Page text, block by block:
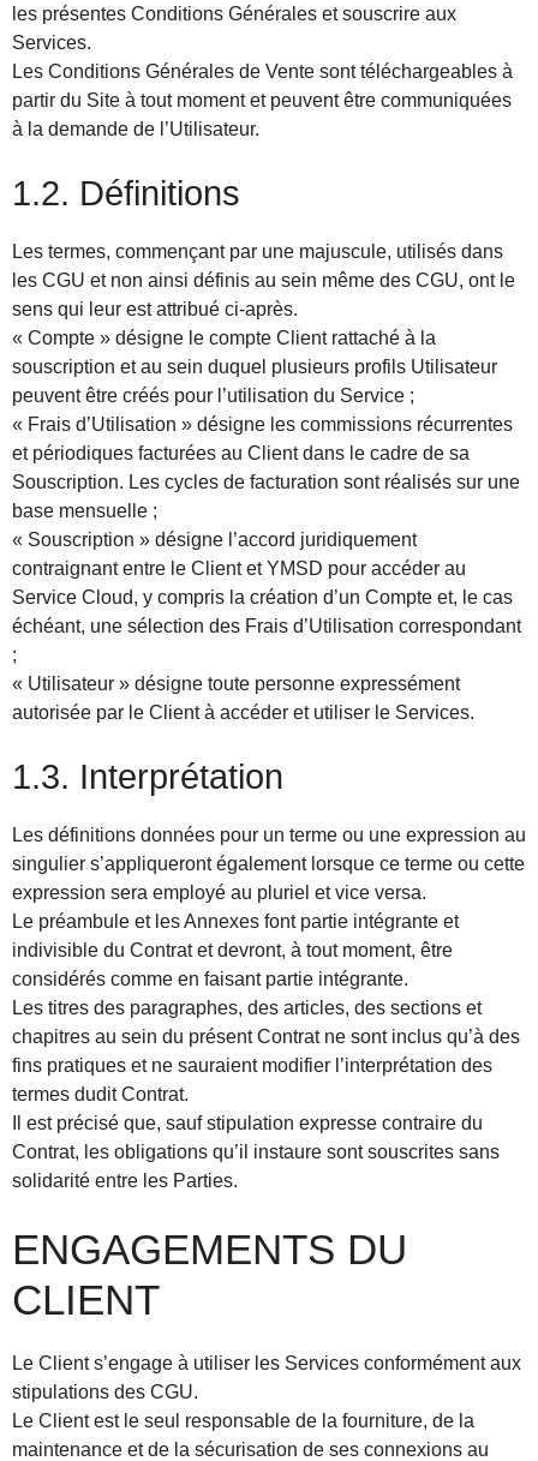
les présentes Conditions Générales et souscrire aux
Services.
Les Conditions Générales de Vente sont téléchargeables à
partir du Site à tout moment et peuvent être communiquées
à la demande de l’Utilisateur.
1.2. Définitions
Les termes, commençant par une majuscule, utilisés dans
les CGU et non ainsi définis au sein même des CGU, ont le
sens qui leur est attribué ci-après.
« Compte » désigne le compte Client rattaché à la
souscription et au sein duquel plusieurs profils Utilisateur
peuvent être créés pour l’utilisation du Service ;
« Frais d’Utilisation » désigne les commissions récurrentes
et périodiques facturées au Client dans le cadre de sa
Souscription. Les cycles de facturation sont réalisés sur une
base mensuelle ;
« Souscription » désigne l’accord juridiquement
contraignant entre le Client et YMSD pour accéder au
Service Cloud, y compris la création d’un Compte et, le cas
échéant, une sélection des Frais d’Utilisation correspondant
;
« Utilisateur » désigne toute personne expressément
autorisée par le Client à accéder et utiliser le Services.
1.3. Interprétation
Les définitions données pour un terme ou une expression au
singulier s’appliqueront également lorsque ce terme ou cette
expression sera employé au pluriel et vice versa.
Le préambule et les Annexes font partie intégrante et
indivisible du Contrat et devront, à tout moment, être
considérés comme en faisant partie intégrante.
Les titres des paragraphes, des articles, des sections et
chapitres au sein du présent Contrat ne sont inclus qu’à des
fins pratiques et ne sauraient modifier l’interprétation des
termes dudit Contrat.
Il est précisé que, sauf stipulation expresse contraire du
Contrat, les obligations qu’il instaure sont souscrites sans
solidarité entre les Parties.
ENGAGEMENTS DU
CLIENT
Le Client s’engage à utiliser les Services conformément aux
stipulations des CGU.
Le Client est le seul responsable de la fourniture, de la
maintenance et de la sécurisation de ses connexions au